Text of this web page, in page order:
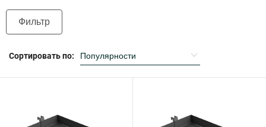
Фильтр
Сортировать по: